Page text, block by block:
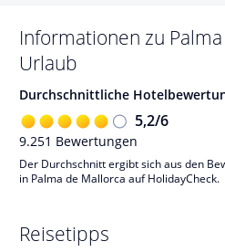
Informationen zu
Urlaub
Durchschnittliche
5,2/6
9.251 Bewertungen
Der Durchschnitt ergibt sich aus den
in Palma de Mallorca auf HolidayCheck.
Reisetipps